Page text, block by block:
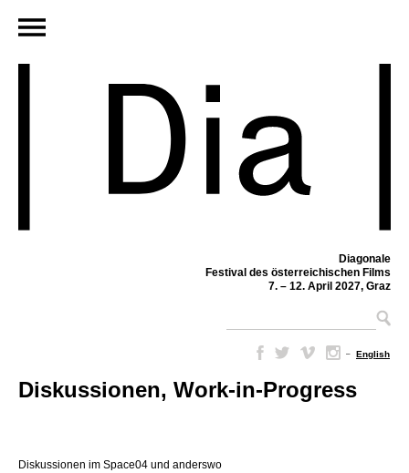
Diagonale
Festival des österreichischen Films
7. – 12. April 2027, Graz
– English
Diskussionen, Work-in-Progress
Diskussionen im Space04 und anderswo